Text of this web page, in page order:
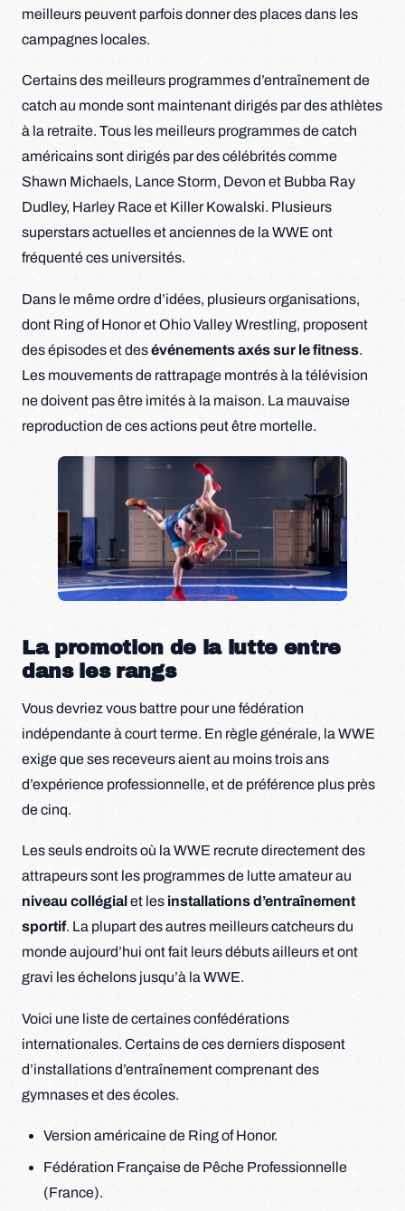
meilleurs peuvent parfois donner des places dans les
campagnes locales.
Certains des meilleurs programmes d’entraînement de
catch au monde sont maintenant dirigés par des athlètes
à la retraite. Tous les meilleurs programmes de catch
américains sont dirigés par des célébrités comme
Shawn Michaels, Lance Storm, Devon et Bubba Ray
Dudley, Harley Race et Killer Kowalski. Plusieurs
superstars actuelles et anciennes de la WWE ont
fréquenté ces universités.
Dans le même ordre d’idées, plusieurs organisations,
dont Ring of Honor et Ohio Valley Wrestling, proposent
des épisodes et desévénements axés sur le fitness.
Les mouvements de rattrapage montrés à la télévision
ne doivent pas être imités à la maison. La mauvaise
reproduction de ces actions peut être mortelle.
La promotion de la lutte entre
dans les rangs
Vous devriez vous battre pour une fédération
indépendante à court terme. En règle générale, la WWE
exige que ses receveurs aient au moins trois ans
d’expérience professionnelle, et de préférence plus près
de cinq.
Les seuls endroits où la WWE recrute directement des
attrapeurs sont les programmes de lutte amateur au
niveau collégialet les installations d’entraînement
sportif. La plupart des autres meilleurs catcheurs du
monde aujourd’hui ont fait leurs débuts ailleurs et ont
gravi les échelons jusqu’à la WWE.
Voici une liste de certaines confédérations
internationales. Certains de ces derniers disposent
d’installations d’entraînement comprenant des
gymnases et des écoles.
Version américaine de Ring of Honor.
Fédération Française de Pêche Professionnelle
(France).